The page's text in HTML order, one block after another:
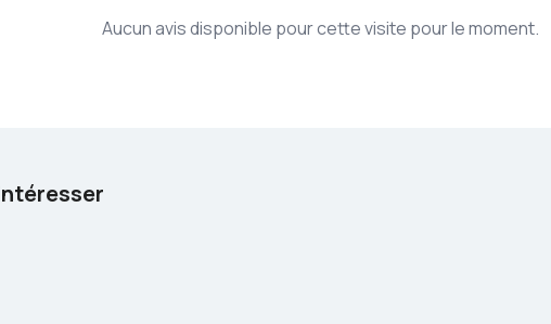
Aucun avis disponible pour cette visite pour le moment.